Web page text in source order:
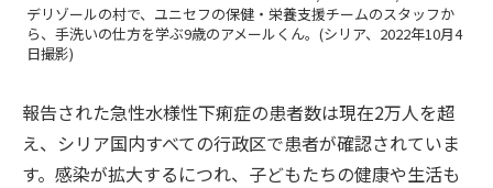
デリゾールの村で、ユニセフの保健・栄養支援チームのスタッフか
ら、手洗いの仕方を学ぶ9歳のアメールくん。(シリア、2022年10月4
日撮影)
報告された急性水様性下痢症の患者数は現在2万人を超
え、シリア国内すべての行政区で患者が確認されていま
す。感染が拡大するにつれ、子どもたちの健康や生活も